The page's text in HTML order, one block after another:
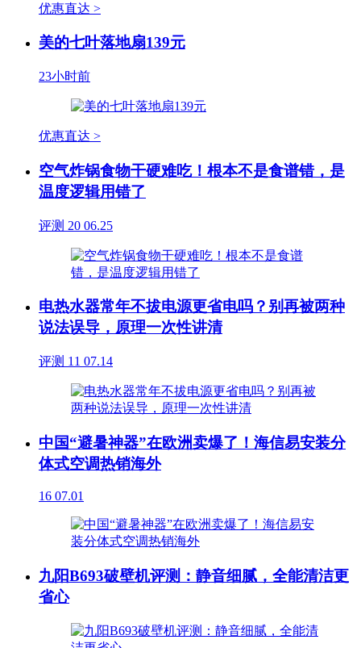
优惠直达 >
美的七叶落地扇139元
23小时前
优惠直达 >
空气炸锅食物干硬难吃！根本不是食谱错，是
温度逻辑用错了
评测 20 06.25
电热水器常年不拔电源更省电吗？别再被两种
说法误导，原理一次性讲清
评测 11 07.14
中国“避暑神器”在欧洲卖爆了！海信易安装分
体式空调热销海外
16 07.01
九阳B693破壁机评测：静音细腻，全能清洁更
省心